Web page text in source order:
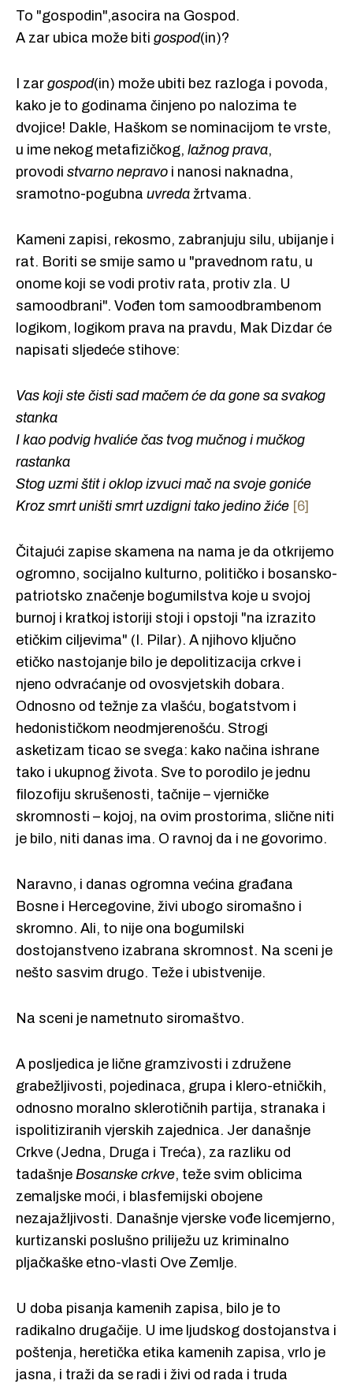
To "gospodin",asocira na Gospod.
A zar ubica može biti gospod(in)?
I zargospod(in) može ubiti bez razloga i povoda,
kako je to godinama činjeno po nalozima te
dvojice! Dakle, Haškom se nominacijom te vrste,
u ime nekog metafizičkog, lažnog prava,
provodi stvarno nepravoi nanosi naknadna,
sramotno-pogubna uvredažrtvama.
Kameni zapisi, rekosmo, zabranjuju silu, ubijanje i
rat. Boriti se smije samo u "pravednom ratu, u
onome koji se vodi protiv rata, protiv zla. U
samoodbrani". Vođen tom samoodbrambenom
logikom, logikom prava na pravdu, Mak Dizdar će
napisati sljedeće stihove:
Vas koji ste čisti sad mačem će da gone sa svakog
stanka
I kao podvig hvaliće čas tvog mučnog i mučkog
rastanka
Stog uzmi štit i oklop izvuci mač na svoje goniće
Kroz smrt uništi smrt uzdigni tako jedino žiće [6]
Čitajući zapise skamena na nama je da otkrijemo
ogromno, socijalno kulturno, političko i bosansko-
patriotsko značenje bogumilstva koje u svojoj
burnoj i kratkoj istoriji stoji i opstoji "na izrazito
etičkim ciljevima" (I. Pilar). A njihovo ključno
etičko nastojanje bilo je depolitizacija crkve i
njeno odvraćanje od ovosvjetskih dobara.
Odnosno od težnje za vlašću, bogatstvom i
hedonističkom neodmjerenošću. Strogi
asketizam ticao se svega: kako načina ishrane
tako i ukupnog života. Sve to porodilo je jednu
filozofiju skrušenosti, tačnije – vjerničke
skromnosti – kojoj, na ovim prostorima, slične niti
je bilo, niti danas ima. O ravnoj da i ne govorimo.
Naravno, i danas ogromna većina građana
Bosne i Hercegovine, živi ubogo siromašno i
skromno. Ali, to nije ona bogumilski
dostojanstveno izabrana skromnost. Na sceni je
nešto sasvim drugo. Teže i ubistvenije.
Na sceni je nametnuto siromaštvo.
A posljedica je lične gramzivosti i združene
grabežljivosti, pojedinaca, grupa i klero-etničkih,
odnosno moralno sklerotičnih partija, stranaka i
ispolitiziranih vjerskih zajednica. Jer današnje
Crkve (Jedna, Druga i Treća), za razliku od
tadašnje Bosanske crkve, teže svim oblicima
zemaljske moći, i blasfemijski obojene
nezajažljivosti. Današnje vjerske vođe licemjerno,
kurtizanski poslušno priliježu uz kriminalno
pljačkaške etno-vlasti Ove Zemlje.
U doba pisanja kamenih zapisa, bilo je to
radikalno drugačije. U ime ljudskog dostojanstva i
poštenja, heretička etika kamenih zapisa, vrlo je
jasna, i traži da se radi i živi od rada i truda